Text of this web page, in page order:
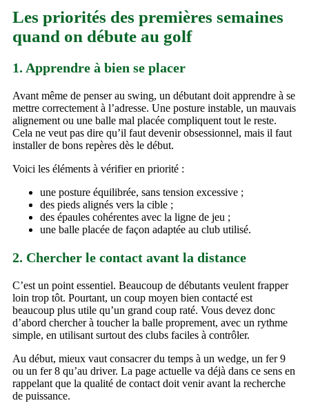
Les priorités des premières semaines
quand on débute au golf
1. Apprendre à bien se placer
Avant même de penser au swing, un débutant doit apprendre à se
mettre correctement à l’adresse. Une posture instable, un mauvais
alignement ou une balle mal placée compliquent tout le reste.
Cela ne veut pas dire qu’il faut devenir obsessionnel, mais il faut
installer de bons repères dès le début.
Voici les éléments à vérifier en priorité :
une posture équilibrée, sans tension excessive ;
des pieds alignés vers la cible ;
des épaules cohérentes avec la ligne de jeu ;
une balle placée de façon adaptée au club utilisé.
2. Chercher le contact avant la distance
C’est un point essentiel. Beaucoup de débutants veulent frapper
loin trop tôt. Pourtant, un coup moyen bien contacté est
beaucoup plus utile qu’un grand coup raté. Vous devez donc
d’abord chercher à toucher la balle proprement, avec un rythme
simple, en utilisant surtout des clubs faciles à contrôler.
Au début, mieux vaut consacrer du temps à un wedge, un fer 9
ou un fer 8 qu’au driver. La page actuelle va déjà dans ce sens en
rappelant que la qualité de contact doit venir avant la recherche
de puissance.